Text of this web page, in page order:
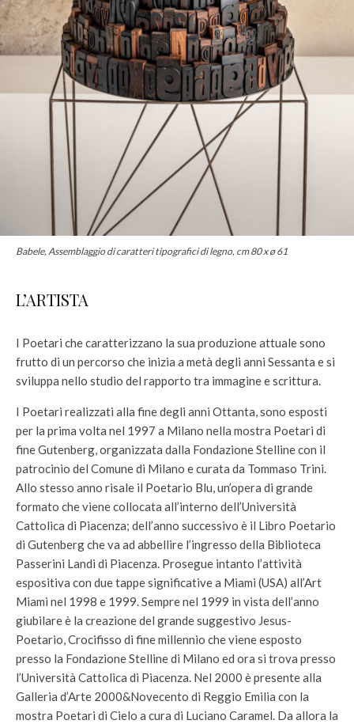
Babele, Assemblaggio di caratteri tipografici di legno, cm 80 x ø 61
L’ARTISTA
I Poetari che caratterizzano la sua produzione attuale sono
frutto di un percorso che inizia a metà degli anni Sessanta e si
sviluppa nello studio del rapporto tra immagine e scrittura.
I Poetari realizzati alla fine degli anni Ottanta, sono esposti
per la prima volta nel 1997 a Milano nella mostra Poetari di
fine Gutenberg, organizzata dalla Fondazione Stelline con il
patrocinio del Comune di Milano e curata da Tommaso Trini.
Allo stesso anno risale il Poetario Blu, un’opera di grande
formato che viene collocata all’interno dell’Università
Cattolica di Piacenza; dell’anno successivo è il Libro Poetario
di Gutenberg che va ad abbellire l’ingresso della Biblioteca
Passerini Landi di Piacenza. Prosegue intanto l’attività
espositiva con due tappe significative a Miami (USA) all’Art
Miami nel 1998 e 1999. Sempre nel 1999 in vista dell’anno
giubilare è la creazione del grande suggestivo Jesus-
Poetario, Crocifisso di fine millennio che viene esposto
presso la Fondazione Stelline di Milano ed ora si trova presso
l’Università Cattolica di Piacenza. Nel 2000 è presente alla
Galleria d’Arte 2000&Novecento di Reggio Emilia con la
mostra Poetari di Cielo a cura di Luciano Caramel. Da allora la